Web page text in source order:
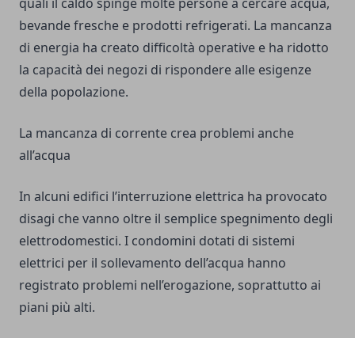
bevande fresche e prodotti refrigerati. La mancanza
di energia ha creato difficoltà operative e ha ridotto
la capacità dei negozi di rispondere alle esigenze
della popolazione.
La mancanza di corrente crea problemi anche
all’acqua
In alcuni edifici l’interruzione elettrica ha provocato
disagi che vanno oltre il semplice spegnimento degli
elettrodomestici. I condomini dotati di sistemi
elettrici per il sollevamento dell’acqua hanno
registrato problemi nell’erogazione, soprattutto ai
piani più alti.